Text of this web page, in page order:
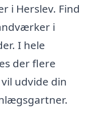
i Herslev. Find
i
I hele
der flere
udvide din